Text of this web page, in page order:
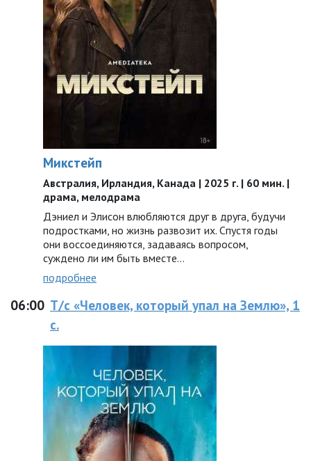
Микстейп
Австралия, Ирландия, Канада | 2025 г. | 60 мин. |
драма, мелодрама
Дэниел и Элисон влюбляются друг в друга, будучи
подростками, но жизнь развозит их. Спустя годы
они воссоединяются, задаваясь вопросом,
суждено ли им быть вместе…
подробнее
06:00 Т/с «Человек, который упал на Землю», 1
с.